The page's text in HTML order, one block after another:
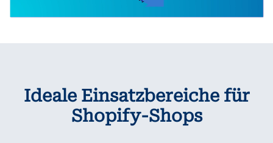
Ideale Einsatzbereiche für
Shopify-Shops